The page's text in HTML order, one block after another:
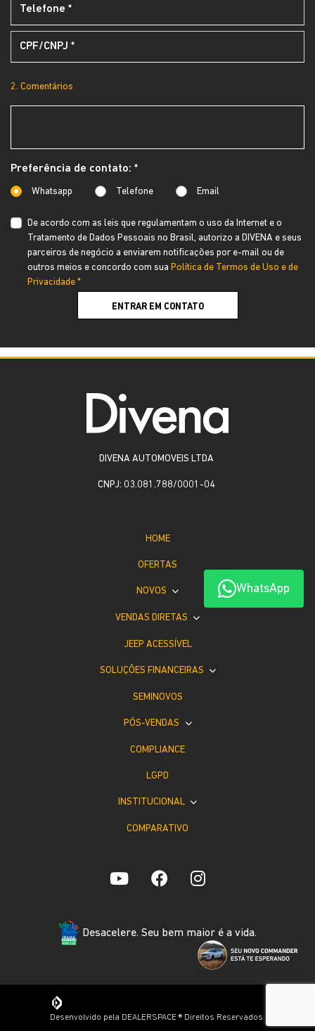
2. Comentários
Preferência de contato: *
Whatsapp Telefone Email
De acordo com as leis que regulamentam o uso da Internet e o
Tratamento de Dados Pessoais no Brasil, autorizo a DIVENA e seus
parceiros de negócio a enviarem notificações por e-mail ou de
outros meios e concordo com sua Política de Termos de Uso e de
Privacidade *
ENTRAR EM CONTATO
WhatsApp
DIVENA AUTOMOVEIS LTDA
CNPJ: 03.081.788/0001-04
HOME
OFERTAS
NOVOS
VENDAS DIRETAS
JEEP ACESSÍVEL
SOLUÇÕES FINANCEIRAS
SEMINOVOS
PÓS-VENDAS
COMPLIANCE
LGPD
INSTITUCIONAL
COMPARATIVO
Desacelere. Seu bem maior é a vida.
Desenvolvido pela DEALERSPACE ® Direitos Reservados.